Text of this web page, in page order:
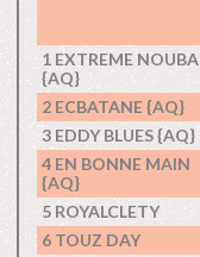
1 EXTREME NOUBA
{AQ}
2 ECBATANE {AQ}
3 EDDY BLUES {AQ}
4 EN BONNE MAIN
{AQ}
5 ROYALCLETY
6 TOUZ DAY